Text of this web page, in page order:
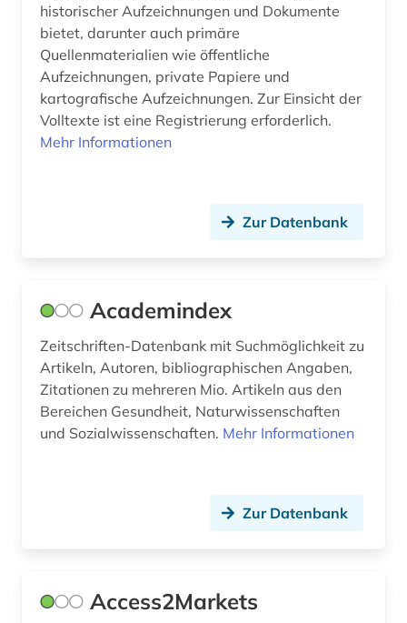
betriebssicherheit (2)
betriebssicherheitsverordnung (1)
betriebssystem (1)
bevölkerungsstatistik (8)
bibliografie (4)
bibliographie (1)
bilanz (1)
bildungsfinanzierung (1)
Schweiz (5)
Serbien (1)
Slowakei (2)
Slowenien (1)
Tschechische Republik (3)
Tuerkei (1)
USA (12)
Ukraine (1)
historischer Aufzeichnungen und Dokumente
bietet, darunter auch primäre
Quellenmaterialien wie öffentliche
Aufzeichnungen, private Papiere und
kartografische Aufzeichnungen. Zur Einsicht der
Volltexte ist eine Registrierung erforderlich.
Mehr Informationen
Zur Datenbank
Academindex
Zeitschriften-Datenbank mit Suchmöglichkeit zu
Artikeln, Autoren, bibliographischen Angaben,
Zitationen zu mehreren Mio. Artikeln aus den
Bereichen Gesundheit, Naturwissenschaften
und Sozialwissenschaften. Mehr Informationen
Zur Datenbank
Access2Markets